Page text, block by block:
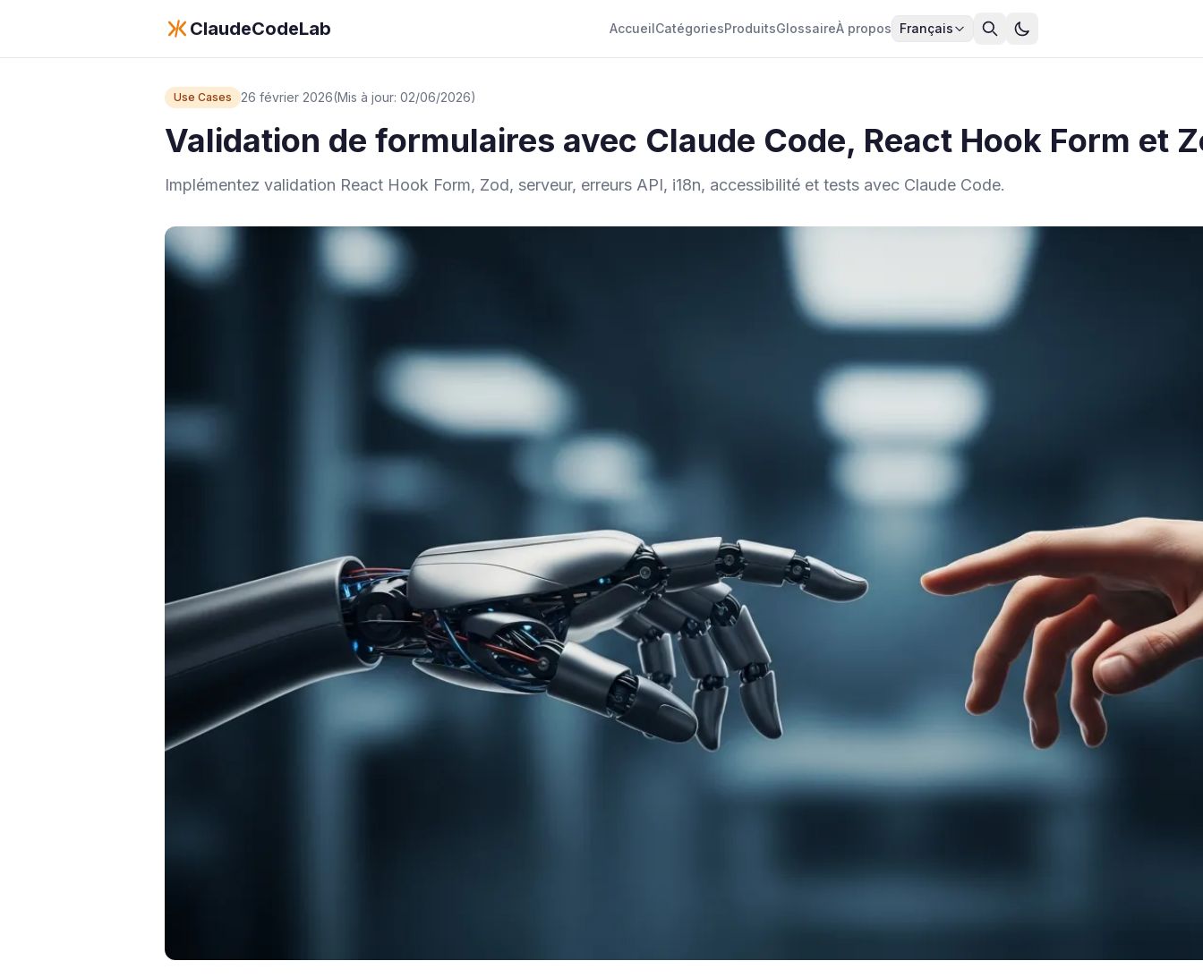
ClaudeCodeLab AccueilCatégoriesProduitsGlossaireÀ propos Français
Use Cases 26 février 2026(Mis à jour: 02/06/2026)
Validation de formulaires avec Claude Code, React Hook Form et
Implémentez validation React Hook Form, Zod, serveur, erreurs API, i18n, accessibilité et tests avec Claude Code.